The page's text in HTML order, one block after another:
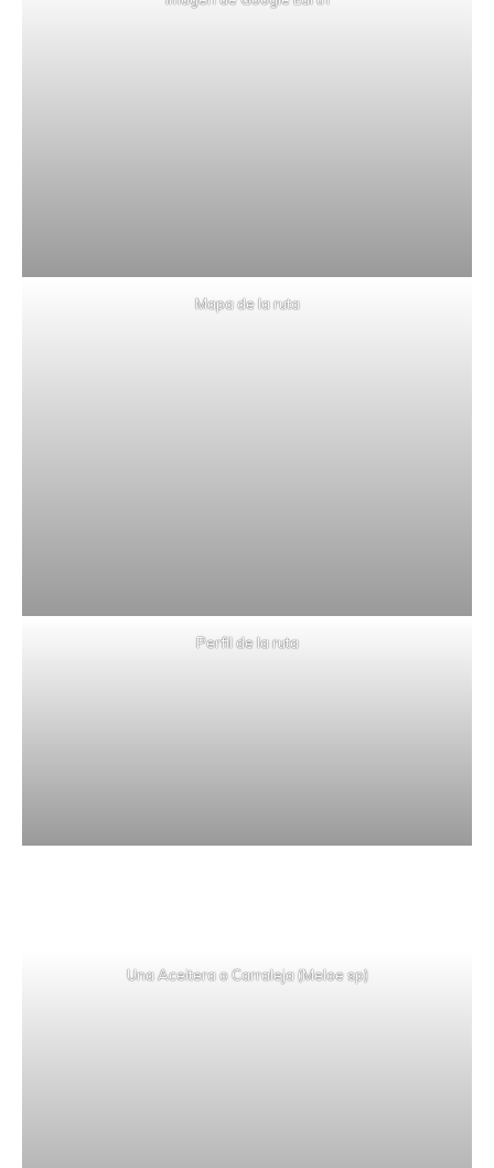
Mapa de la ruta
Perfil de la ruta
Una Aceitera o Carraleja (Meloe sp)